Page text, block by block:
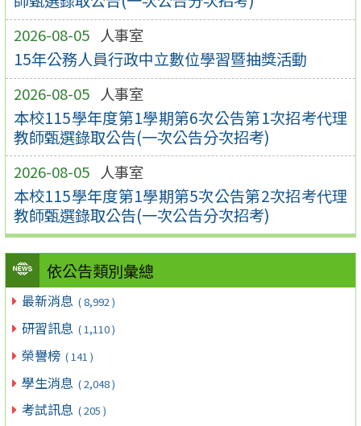
2026-08-05 人事室
15年公務人員行政中立數位學習暨抽獎活動
2026-08-05 人事室
本校115學年度第1學期第6次公告第1次招考代理
教師甄選錄取公告(一次公告分次招考)
2026-08-05 人事室
本校115學年度第1學期第5次公告第2次招考代理
教師甄選錄取公告(一次公告分次招考)
依公告類別彙總
最新消息 ( 8,992 )
研習訊息 ( 1,110 )
榮譽榜 ( 141 )
學生消息 ( 2,048 )
考試訊息 ( 205 )